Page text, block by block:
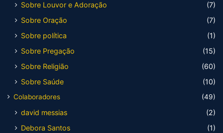
Sobre Louvor e Adoração
(7)
Sobre Oração
(7)
Sobre política
(1)
Sobre Pregação
(15)
Sobre Religião
(60)
Sobre Saúde
(10)
Colaboradores (49)
david messias
(2)
Debora Santos
(1)